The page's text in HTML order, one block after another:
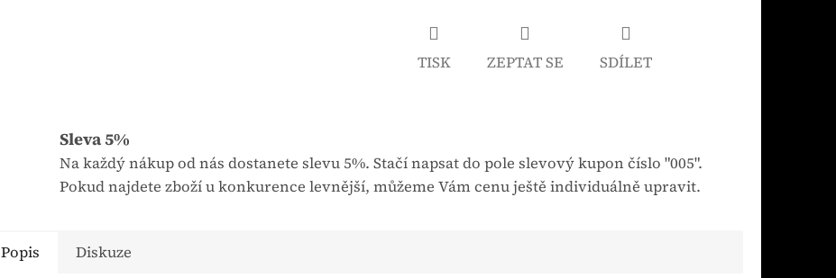
r
o
d
TISK ZEPTAT SE SDÍLET
Sleva 5%
Na každý nákup od nás dostanete slevu 5%. Stačí napsat do pole slevový kupon číslo "005".
Pokud najdete zboží u konkurence levnější, můžeme Vám cenu ještě individuálně upravit.
Popis Diskuze